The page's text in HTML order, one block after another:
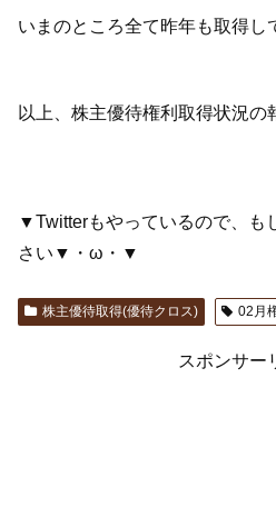
いまのところ全て昨年も取得し
以上、株主優待権利取得状況の
▼Twitterもやっているので、も
さい▼・ω・▼
株主優待取得(優待クロス) 02月
スポンサー